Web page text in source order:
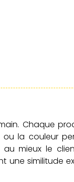
Chaque
la couleur
au mieux le
une similitude